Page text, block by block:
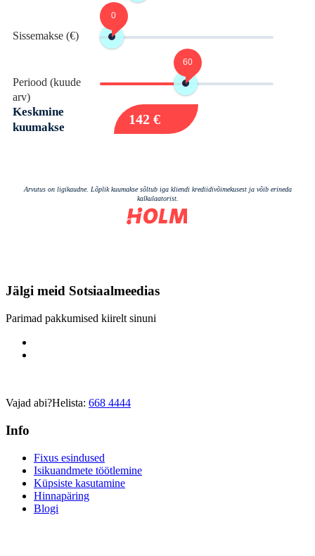
Jälgi meid Sotsiaalmeedias
Parimad pakkumised kiirelt sinuni
Vajad abi?Helista: 668 4444
Info
Fixus esindused
Isikuandmete töötlemine
Küpsiste kasutamine
Hinnapäring
Blogi